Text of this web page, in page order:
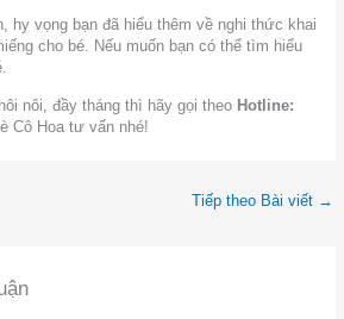
hy vọng bạn đã hiểu thêm về nghi thức khai
cho bé. Nếu muốn bạn có thể tìm hiểu
nôi, đầy tháng thì hãy gọi theo Hotline:
Cô Hoa tư vấn nhé!
Tiếp theo Bài viết →